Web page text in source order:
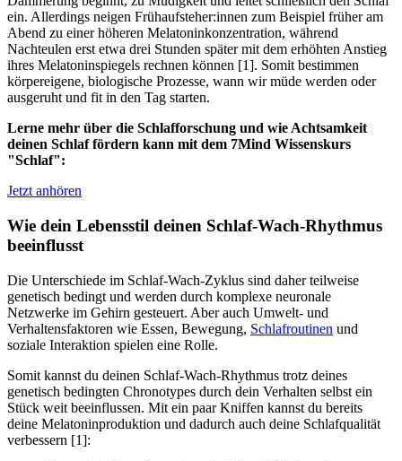
ein. Allerdings neigen Frühaufsteher:innen zum Beispiel früher am
Abend zu einer höheren Melatoninkonzentration, während
Nachteulen erst etwa drei Stunden später mit dem erhöhten Anstieg
ihres Melatoninspiegels rechnen können [1]. Somit bestimmen
körpereigene, biologische Prozesse, wann wir müde werden oder
ausgeruht und fit in den Tag starten.
Lerne mehr über die Schlafforschung und wie Achtsamkeit
deinen Schlaf fördern kann mit dem 7Mind Wissenskurs
"Schlaf":
Jetzt anhören
Wie dein Lebensstil deinen Schlaf-Wach-Rhythmus
beeinflusst
Die Unterschiede im Schlaf-Wach-Zyklus sind daher teilweise
genetisch bedingt und werden durch komplexe neuronale
Netzwerke im Gehirn gesteuert. Aber auch Umwelt- und
Verhaltensfaktoren wie Essen, Bewegung, Schlafroutinen und
soziale Interaktion spielen eine Rolle.
Somit kannst du deinen Schlaf-Wach-Rhythmus trotz deines
genetisch bedingten Chronotypes durch dein Verhalten selbst ein
Stück weit beeinflussen. Mit ein paar Kniffen kannst du bereits
deine Melatoninproduktion und dadurch auch deine Schlafqualität
verbessern [1]: